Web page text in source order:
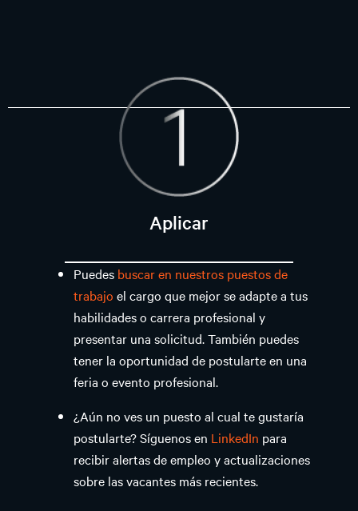
Aplicar
Puedes buscar en nuestros puestos de
trabajo el cargo que mejor se adapte a tus
habilidades o carrera profesional y
presentar una solicitud. También puedes
tener la oportunidad de postularte en una
feria o evento profesional.
¿Aún no ves un puesto al cual te gustaría
postularte? Síguenos en LinkedIn para
recibir alertas de empleo y actualizaciones
sobre las vacantes más recientes.